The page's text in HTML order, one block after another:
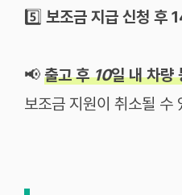
5️⃣ 보조금 지급 신청 후
📢 출고 후10일 내 차량
보조금 지원이 취소될 수